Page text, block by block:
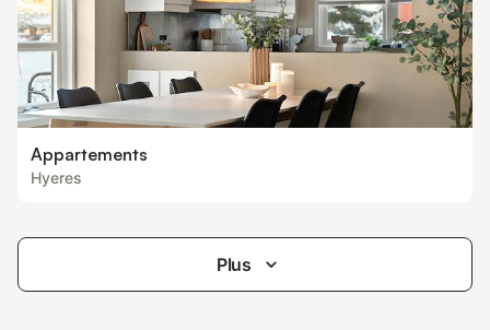
Appartements
Hyeres
Plus